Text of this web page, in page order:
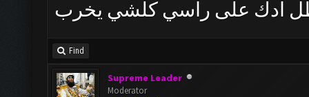
ادك على راسي كلشي يخرب
Find
Supreme Leader
Moderator